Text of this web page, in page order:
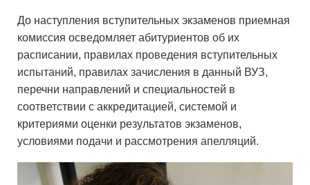
До наступления вступительных экзаменов приемная
комиссия осведомляет абитуриентов об их
расписании, правилах проведения вступительных
испытаний, правилах зачисления в данный ВУЗ,
перечни направлений и специальностей в
соответствии с аккредитацией, системой и
критериями оценки результатов экзаменов,
условиями подачи и рассмотрения апелляций.